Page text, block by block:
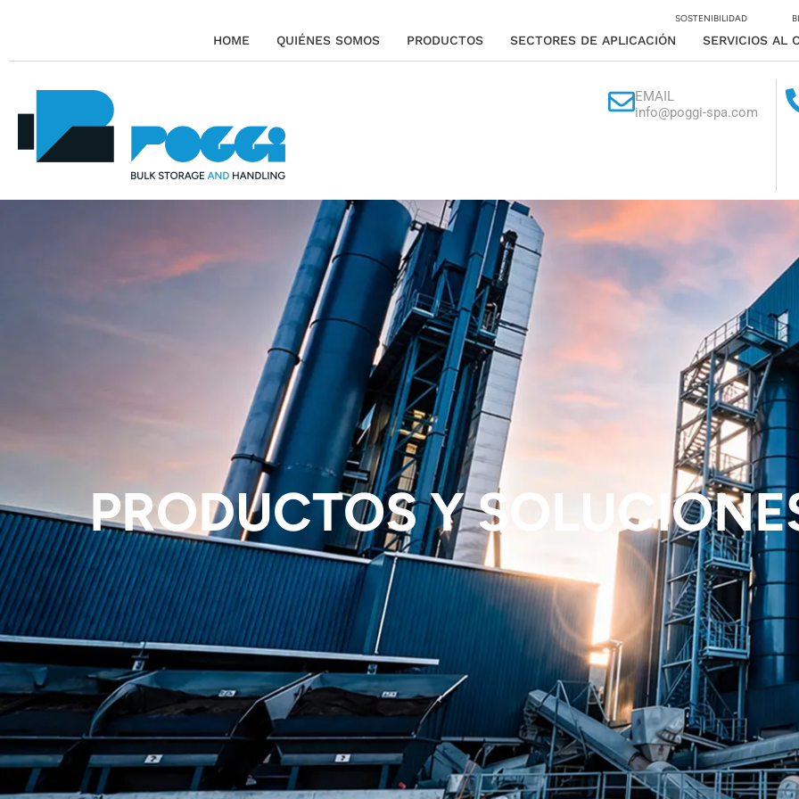
SOSTENIBILIDAD
HOME QUIÉNES SOMOS PRODUCTOS SECTORES DE APLICACIÓN SERVICIOS AL
EMAIL
info@poggi-spa.com
PRODUCTOS Y